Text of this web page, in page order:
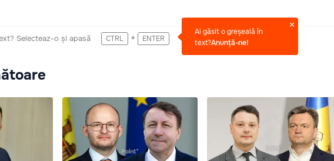
Selecteaz-o și apasă CTRL + ENTER
Ai găsit o greșeală în
text?Anunță-ne!